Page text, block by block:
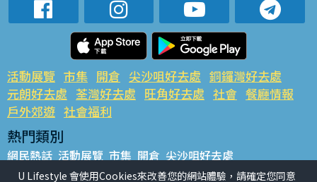
活動展覽 市集 開倉 尖沙咀好去處 銅鑼灣好去處
元朗好去處 荃灣好去處 旺角好去處 社會 餐廳情報
戶外郊遊 社會福利
熱門類別
網民熱話 活動展覽 市集 開倉 尖沙咀好去處
銅鑼灣好去處 元朗好去處 荃灣好去處 旺角好去處 社會
U Lifestyle 會使用Cookies來改善您的網站體驗，請確定您同意